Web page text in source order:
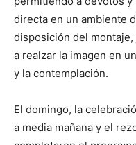
directa en un ambiente
disposición del
a realzar la imagen en
y la contemplación.
El domingo, la
a media mañana y el